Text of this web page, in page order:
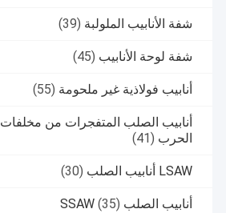
شفة الأنابيب الملولبة (39)
شفة لوحة الأنابيب (45)
أنابيب فولاذية غير ملحومة (55)
أنابيب الصلب المتفجرات من مخلفات
الحرب (41)
LSAW أنابيب الصلب (30)
أنابيب الصلب SSAW (35)